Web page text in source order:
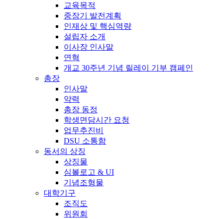
교육목적
중장기 발전계획
인재상 및 핵심역량
설립자 소개
이사장 인사말
연혁
개교 30주년 기념 릴레이 기부 캠페인
총장
인사말
약력
총장 동정
학생면담시간 요청
업무추진비
DSU 소통함
동서의 상징
상징물
심볼로고 & UI
기념조형물
대학기구
조직도
위원회